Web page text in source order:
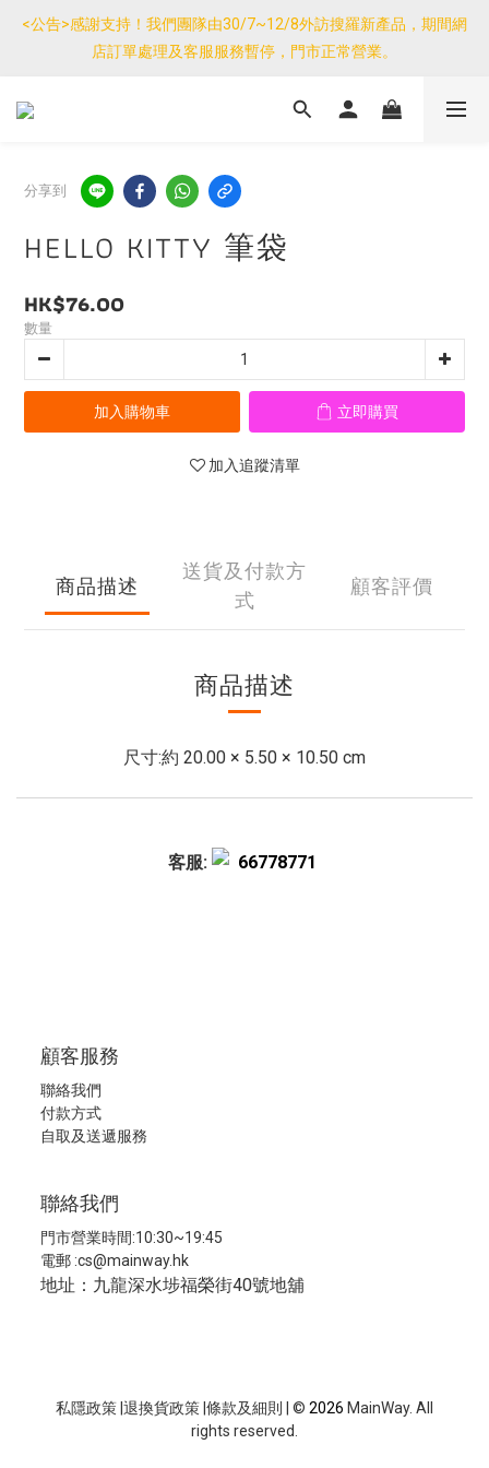
優惠免運產品如與其他商品同單購買，其他商品每件只需加$7運
費。(大件/較重產品除外)
<公告>感謝支持！我們團隊由30/7~12/8外訪搜羅新產品，期間網
店訂單處理及客服服務暫停，門市正常營業。
優惠免運產品如與其他商品同單購買，其他商品每件只需加$7運
分享到
HELLO KITTY 筆袋
HK$76.00
數量
加入購物車 立即購買
加入追蹤清單
商品描述
送貨及付款方
式
顧客評價
商品描述
尺寸:約 20.00 × 5.50 × 10.50 cm
客服: 66778771
顧客服務
聯絡我們
付款方式
自取及送遞服務
聯絡我們
門市營業時間:10:30~19:45
電郵 :cs@mainway.hk
地址：九龍深水埗福榮街40號地舖
私隱政策 退換貨政策 條款及細則 | © 2026 MainWay. All
rights reserved.